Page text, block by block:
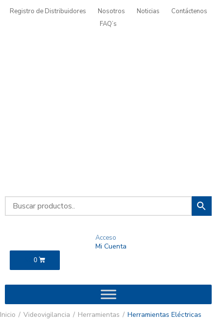
Registro de Distribuidores Nosotros Noticias
Contáctenos
FAQ’s
Acceso
Mi Cuenta
0
Inicio Videovigilancia Herramientas Herramientas Eléctricas